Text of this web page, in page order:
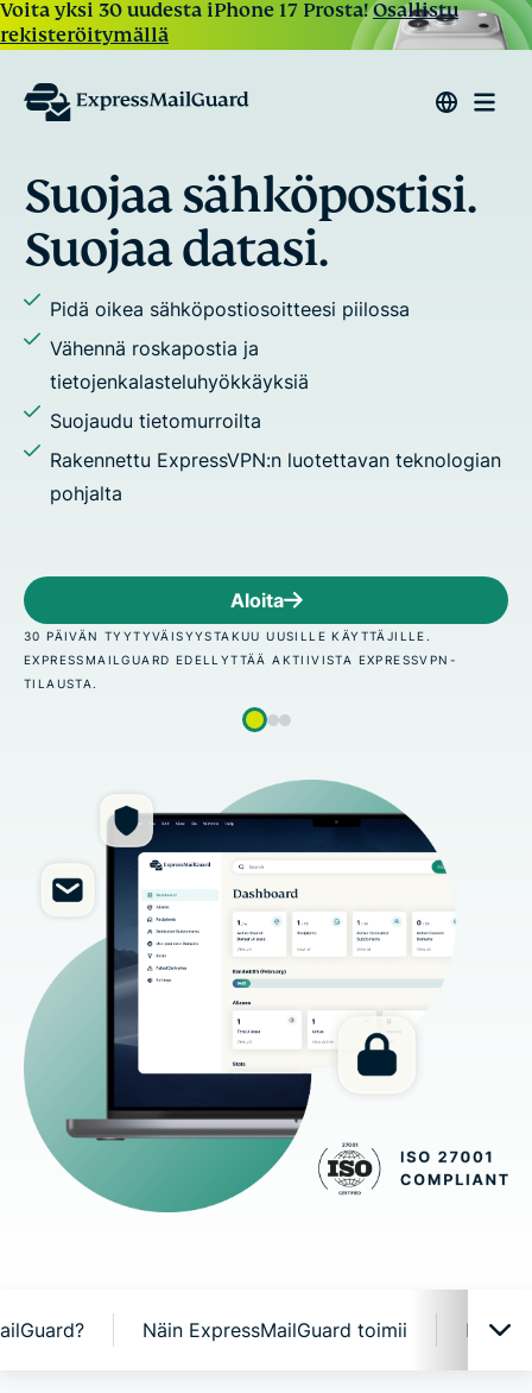
Voita yksi 30 uudesta iPhone 17 Prosta!Osallistu
rekisteröitymällä
Lähetä sähköposteja ja
vastauksia yksityisesti
Lisää useita vastaanottajia viestiketjuihin
Käytä omia verkkotunnuksia tai satunnaisia
Aloita
30 PÄIVÄN TYYTYVÄISYYSTAKUU UUSILLE KÄYTTÄJILLE.
EXPRESSMAILGUARD EDELLYTTÄÄ AKTIIVISTA EXPRESSVPN-
TILAUSTA.
Näin ExpressMailGuard toimii